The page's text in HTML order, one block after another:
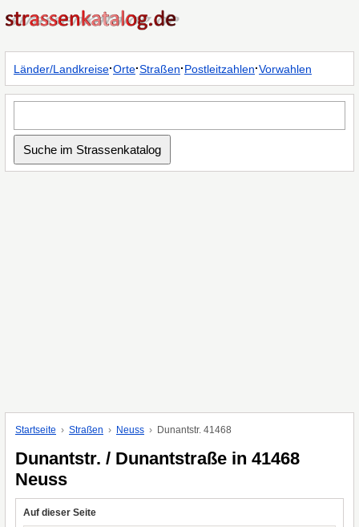
Länder/Landkreise·Orte·Straßen·Postleitzahlen·Vorwahlen
Startseite Straßen Neuss Dunantstr. 41468
Dunantstr. / Dunantstraße in 41468
Neuss
Auf dieser Seite